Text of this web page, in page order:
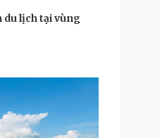
du lịch tại vùng